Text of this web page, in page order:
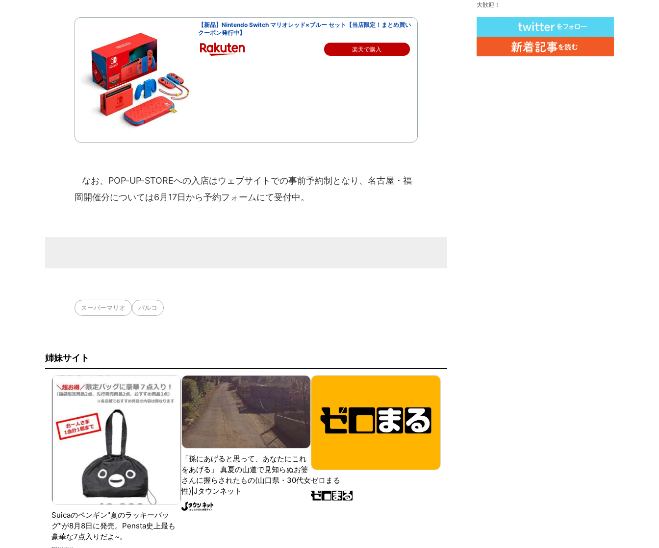
【新品】Nintendo Switch マリオレッド×ブルー セット【当店限定！まとめ買い
クーポン発行中】
楽天で購入
なお、POP-UP-STOREへの入店はウェブサイトでの事前予約制となり、名古屋・福
岡開催分については6月17日から予約フォームにて受付中。
スーパーマリオ パルコ
姉妹サイト
Suicaのペンギン"夏のラッキーバッ
グ"が8月8日に発売。Pensta史上最も
豪華な7点入りだよ~。
「孫にあげると思って、あなたにこれ
をあげる」 真夏の山道で見知らぬお婆
さんに握らされたもの(山口県・30代女
性)|Jタウンネット
ゼロまる
大歓迎！